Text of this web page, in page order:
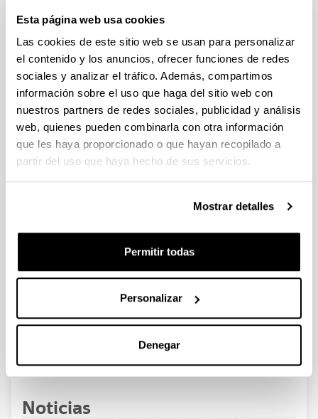
Esta página web usa cookies
Las cookies de este sitio web se usan para personalizar
el contenido y los anuncios, ofrecer funciones de redes
sociales y analizar el tráfico. Además, compartimos
información sobre el uso que haga del sitio web con
nuestros partners de redes sociales, publicidad y análisis
web, quienes pueden combinarla con otra información
que les haya proporcionado o que hayan recopilado a
partir del uso que haya hecho de sus servicios.
Mostrar detalles
Permitir todas
Personalizar
Denegar
FUNDACION LA CAIXA JUNIOR LEADER RETAINING
PROGRAMME 2027
Trámite abierto
CONVOCATORIA PARA LA CONTRATACIÓN DE
PERSONAL INVESTIGADOR DOCTOR EN LA UPV/EHU
(2026)
Trámite abierto (Plazo de presentación de solicitudes: 03/06/2026 -
25/06/2026 23:59)
16/07/2026: Listado provisional de solicitudes admitidas y
excluidas para evaluación. Plazo alegaciones: del 17/07/2026
FINANCIADO CON RECURSOS PROPIOS DE UN
GRUPO/PROYECTO DE INVESTIGACIÓN
09/07/2026: Fase 2. Resolución Definitiva de concedidos y
Páginas intermedias Use
Noticias